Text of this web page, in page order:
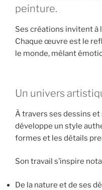
peinture.
Ses créations invitent à
Chaque œuvre est le
le monde, mêlant
Un univers
À travers ses dessins
développe un style
formes et les détails
Son travail s’inspire
De la nature et de ses